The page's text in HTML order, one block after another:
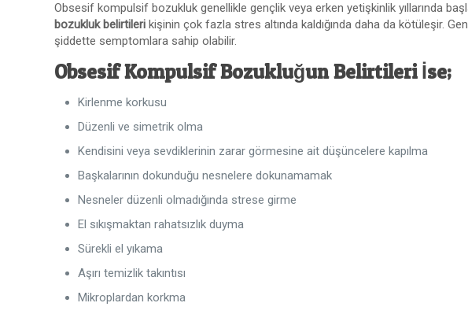
Obsesif kompulsif bozukluk genellikle gençlik veya erken yetişkinlik yıllarında
bozukluk belirtilerikişinin çok fazla stres altında kaldığında daha da kötüleşir.
şiddette semptomlara sahip olabilir.
Obsesif Kompulsif Bozukluğun Belirtileri İse;
Kirlenme korkusu
Düzenli ve simetrik olma
Kendisini veya sevdiklerinin zarar görmesine ait düşüncelere kapılma
Başkalarının dokunduğu nesnelere dokunamamak
Nesneler düzenli olmadığında strese girme
El sıkışmaktan rahatsızlık duyma
Sürekli el yıkama
Aşırı temizlik takıntısı
Mikroplardan korkma